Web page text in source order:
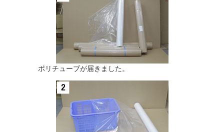
ポリチューブが届きました。